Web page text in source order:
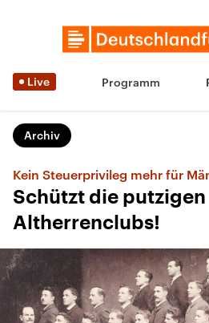
Live Programm
Archiv
Kein Steuerprivileg mehr für
Schützt die putzigen
Altherrenclubs!